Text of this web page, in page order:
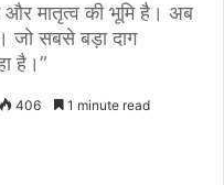
और मातृत्व की भूमि है। अब
जो सबसे बड़ा दाग
है।”
406 1 minute read